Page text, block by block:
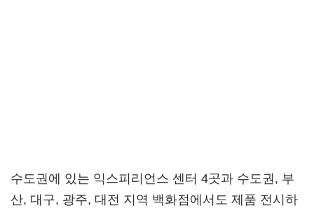
수도권에 있는 익스피리언스 센터 4곳과 수도권, 부
산, 대구, 광주, 대전 지역 백화점에서도 제품 전시하